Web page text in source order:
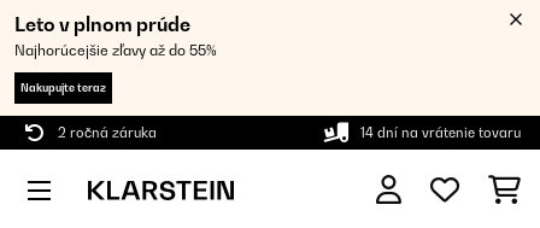
Leto v plnom prúde
Najhorúcejšie zľavy až do 55%
Nakupujte teraz
2 ročná záruka 14 dní na vrátenie tovaru